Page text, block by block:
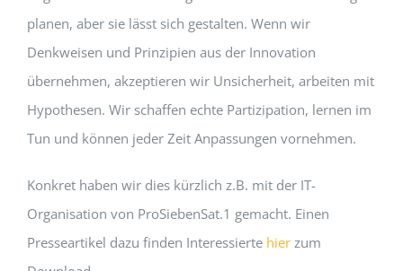
planen, aber sie lässt sich gestalten. Wenn wir
Denkweisen und Prinzipien aus der Innovation
übernehmen, akzeptieren wir Unsicherheit, arbeiten mit
Hypothesen. Wir schaffen echte Partizipation, lernen im
Tun und können jeder Zeit Anpassungen vornehmen.
Konkret haben wir dies kürzlich z.B. mit der IT-
Organisation von ProSiebenSat.1 gemacht. Einen
Presseartikel dazu finden Interessierte hierzum